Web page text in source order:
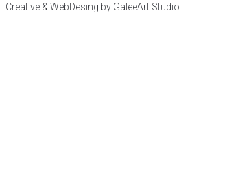
Creative & WebDesing by GaleeArt Studio